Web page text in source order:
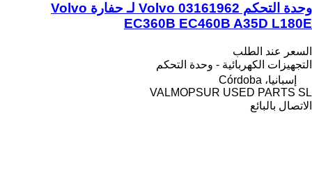
وحدة التحكم Volvo 03161962 لـ حفارة Volvo
EC360B EC460B A35D L180E
السعر عند الطلب
التجهيزات الكهربائية - وحدة التحكم
إسبانيا، Córdoba
VALMOPSUR USED PARTS SL
الاتصال بالبائع